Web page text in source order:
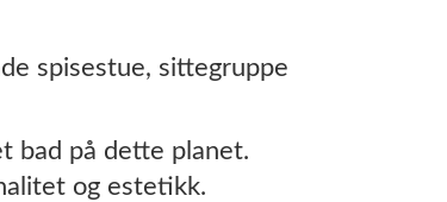
spisestue, sittegruppe
bad på dette planet.
og estetikk.